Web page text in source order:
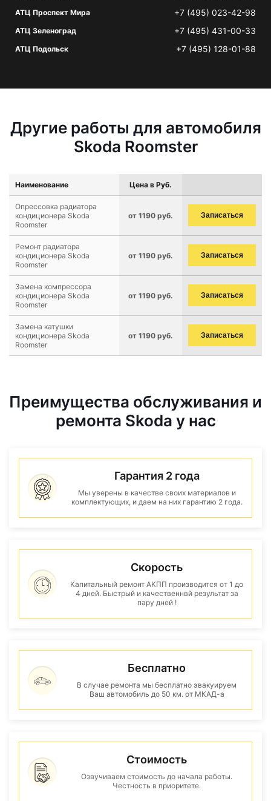
АТЦ Проспект Мира +7 (495) 023-42-98
АТЦ Зеленоград +7 (495) 431-00-33
АТЦ Подольск +7 (495) 128-01-88
Другие работы для автомобиля
Skoda Roomster
Наименование Цена в Руб.
Опрессовка радиатора
кондиционера Skoda
Roomster
от 1190 руб. Записаться
Ремонт радиатора
кондиционера Skoda
Roomster
от 1190 руб. Записаться
Замена компрессора
кондиционера Skoda
Roomster
от 1190 руб. Записаться
Замена катушки
кондиционера Skoda
Roomster
от 1190 руб. Записаться
Преимущества обслуживания и
ремонта Skoda у нас
Гарантия 2 года
Мы уверены в качестве своих материалов и
комплектующих, и даем на них гарантию 2 года.
Скорость
Капитальный ремонт АКПП производится от 1 до
4 дней. Быстрый и качественнвй результат за
пару дней !
Бесплатно
В случае ремонта мы бесплатно эвакуируем
Ваш автомобиль до 50 км. от МКАД-а
Стоимость
Озвучиваем стоимость до начала работы.
Честность в приоритете.